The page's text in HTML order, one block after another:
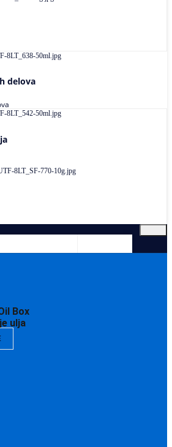
delova
Box
ulja